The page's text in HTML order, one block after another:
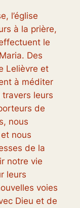
l’église
à la prière,
le
Des
Lelièvre et
à méditer
leurs
de
nous
nous
de la
notre vie
leurs
voies
Dieu et de